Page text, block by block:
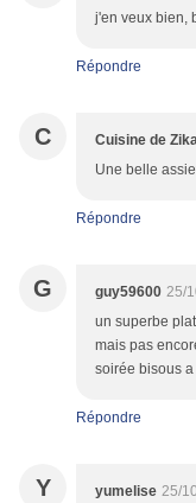
j'en veux bien,
Répondre
C Cuisine de
Une belle
Répondre
G guy59600 25/
un superbe
mais pas
soirée bisous
Répondre
Y yumelise 25/